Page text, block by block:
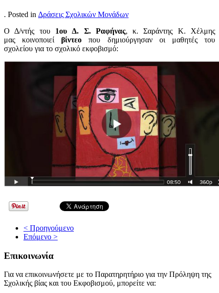
. Posted in Δράσεις Σχολικών Μονάδων
Ο Δ/ντής του 1ου Δ. Σ. Ραφήνας, κ. Σαράντης Κ. Χέλμης
μας κοινοποιείβίντεο που δημιούργησαν οι μαθητές του
σχολείου για το σχολικό εκφοβισμό:
< Προηγούμενο
Επόμενο >
Επικοινωνία
Για να επικοινωνήσετε με το Παρατηρητήριο για την Πρόληψη της
Σχολικής βίας και του Εκφοβισμού, μπορείτε να: